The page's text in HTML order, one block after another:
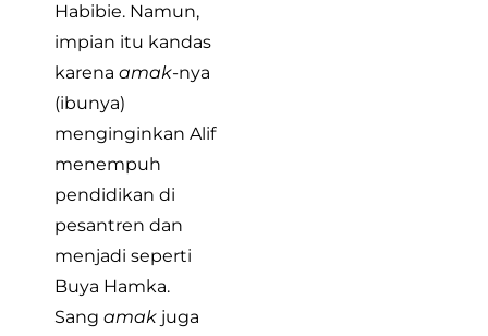
Habibie. Namun,
impian itu kandas
karena amak-nya
(ibunya)
menginginkan Alif
menempuh
pendidikan di
pesantren dan
menjadi seperti
Buya Hamka.
Sang amak juga